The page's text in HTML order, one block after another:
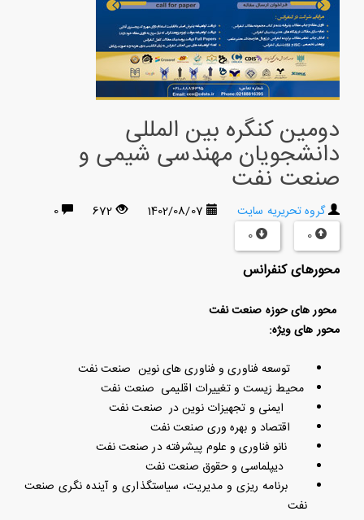
دومین کنگره بین المللی
دانشجویان مهندسی شیمی و
صنعت نفت
گروه تحریریه سایت 1402/08/07
672
0
0
0
محورهای کنفرانس
محور های حوزه صنعت نفت
محور های ویژه:
توسعه فناوری و فناوری های نوین صنعت نفت
محیط زیست و تغییرات اقلیمی صنعت نفت
ایمنی و تجهیزات نوین در صنعت نفت
اقتصاد و بهره وری صنعت نفت
نانو فناوری و علوم پیشرفته در صنعت نفت
دیپلماسی و حقوق صنعت نفت
برنامه ریزی و مدیریت، سیاستگذاری و آینده نگری صنعت
نفت